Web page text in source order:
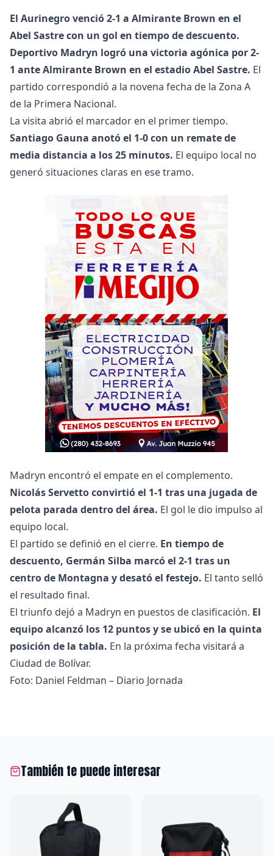
El Aurinegro venció 2-1 a Almirante Brown en el
Abel Sastre con un gol en tiempo de descuento.
Deportivo Madryn logró una victoria agónica por 2-
1 ante Almirante Brown en el estadio Abel Sastre. El
partido correspondió a la novena fecha de la Zona A
de la Primera Nacional.
La visita abrió el marcador en el primer tiempo.
Santiago Gauna anotó el 1-0 con un remate de
media distancia a los 25 minutos. El equipo local no
generó situaciones claras en ese tramo.
Madryn encontró el empate en el complemento.
Nicolás Servetto convirtió el 1-1 tras una jugada de
pelota parada dentro del área. El gol le dio impulso al
equipo local.
El partido se definió en el cierre. En tiempo de
descuento, Germán Silba marcó el 2-1 tras un
centro de Montagna y desató el festejo. El tanto selló
el resultado final.
El triunfo dejó a Madryn en puestos de clasificación. El
equipo alcanzó los 12 puntos y se ubicó en la quinta
posición de la tabla. En la próxima fecha visitará a
Ciudad de Bolívar.
Foto: Daniel Feldman – Diario Jornada
También te puede interesar